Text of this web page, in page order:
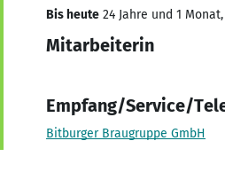
Bis heute 24 Jahre und 1
Mitarbeiterin
Empfang/Service/
Bitburger Braugruppe GmbH